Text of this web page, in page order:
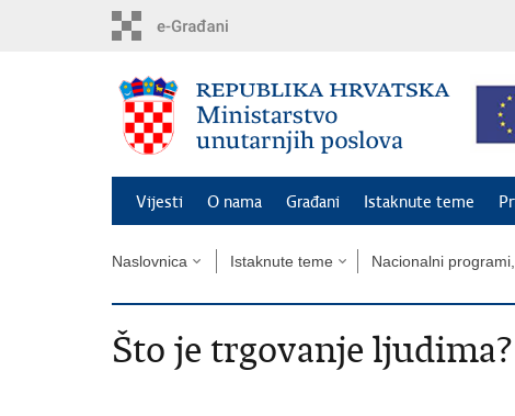
Vijesti O nama Građani Istaknute teme
Naslovnica Istaknute teme Nacionalni
Što je trgovanje ljudima?